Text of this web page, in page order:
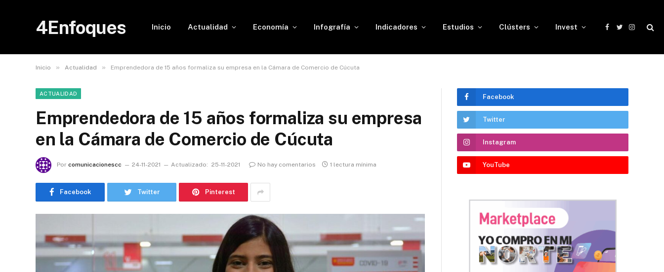
4Enfoques Inicio Actualidad Economía Infografía Indicadores Estudios Clústers Invest
Facebook
TwitterInstagram
Inicio » Actualidad » Emprendedora de 15 años formaliza su empresa en la Cámara de Comercio de Cúcuta
ACTUALIDAD
Emprendedora de 15 años formaliza su empresa
en la Cámara de Comercio de Cúcuta
Por comunicacionescc 24-11-2021 Actualizado: 25-11-2021 No hay comentarios 1 lectura mínima
Facebook Twitter Pinterest
Facebook
Twitter
Instagram
YouTube